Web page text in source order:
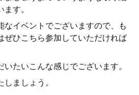
す。
なイベントでございますので、も
ぜひこちら参加していただければ
たいこんな感じでございます。
ましょう。